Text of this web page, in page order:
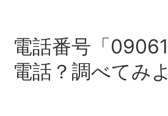
電話番号「
電話？調べてみ